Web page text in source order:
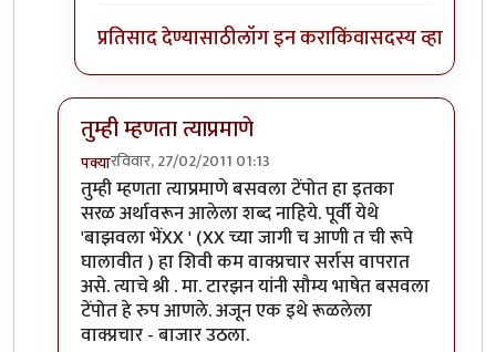
प्रतिसाद देण्यासाठीलॉग इन कराकिंवासदस्य व्हा
तुम्ही म्हणता त्याप्रमाणे
पक्यारविवार, 27/02/2011 01:13
In reply toश्री.गगनविहारी....मी स्वतःbyइन्द्र्राज पवार
तुम्ही म्हणता त्याप्रमाणे बसवला टेंपोत हा इतका
सरळ अर्थावरून आलेला शब्द नाहिये. पूर्वी येथे
'बाझवला भेंXX ' (XX च्या जागी च आणी त ची रूपे
घालावीत ) हा शिवी कम वाक्प्रचार सर्रास वापरात
असे. त्याचे श्री . मा. टारझन यांनी सौम्य भाषेत बसवला
टेंपोत हे रुप आणले. अजून एक इथे रूळलेला
वाक्प्रचार - बाजार उठला.